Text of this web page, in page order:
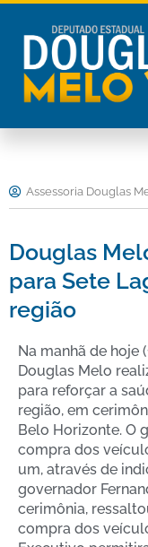
conteúdo
Assessoria Douglas
Douglas
para Sete
região
Na manhã de hoje
Douglas Melo
para reforçar a
região, em
Belo Horizonte. O
compra dos
um, através de
governador
cerimônia,
compra dos